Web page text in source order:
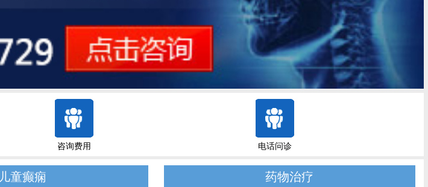
咨询费用 电话问诊
儿童癫痫 药物治疗